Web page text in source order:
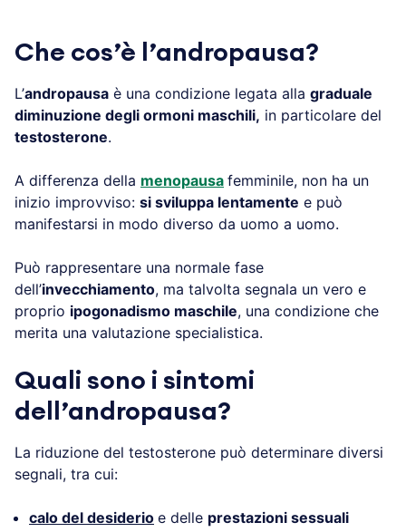
Che cos’è l’andropausa?
L’andropausa è una condizione legata alla graduale
diminuzione degli ormoni maschili, in particolare del
testosterone.
A differenza della menopausa femminile, non ha un
inizio improvviso: si sviluppa lentamente e può
manifestarsi in modo diverso da uomo a uomo.
Può rappresentare una normale fase
dell’invecchiamento, ma talvolta segnala un vero e
proprio ipogonadismo maschile, una condizione che
merita una valutazione specialistica.
Quali sono i sintomi
dell’andropausa?
La riduzione del testosterone può determinare diversi
segnali, tra cui:
calo del desiderio e delle prestazioni sessuali